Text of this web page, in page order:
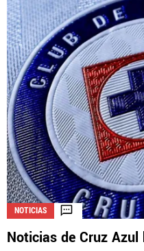
NOTICIAS
Noticias de Cruz